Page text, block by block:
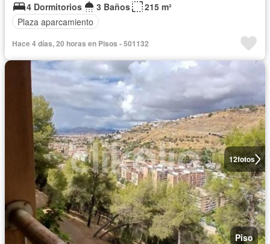
4 Dormitorios
3 Baños
215 m²
Plaza aparcamiento
Hace 4 días, 20 horas en Pisos - 501132
12fotos
Piso